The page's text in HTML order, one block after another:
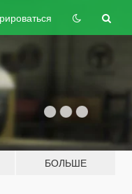
БОЛЬШЕ